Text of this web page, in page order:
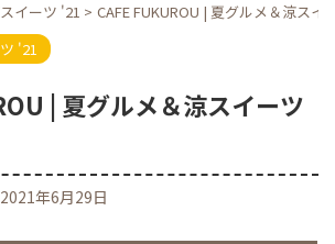
イーツ '21 > CAFE FUKUROU | 夏グルメ＆涼スイ
'21
| 夏グルメ＆涼スイーツ
2021年6月29日